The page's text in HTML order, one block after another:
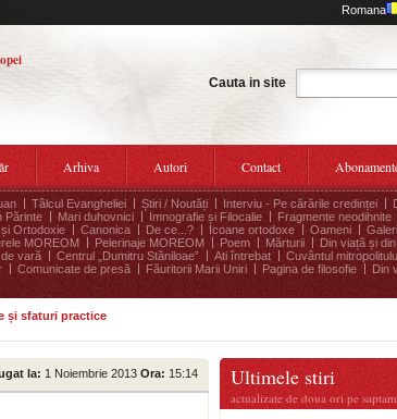
Romana
Cauta in site
Arhiva Autori Contact
Tâlcul Evangheliei Știri / Noutăți Interviu - Pe cărările credinței
Părinte Mari duhovnici Imnografie și Filocalie Fragmente neodihnite
Ortodoxie Canonica De ce...? Icoane ortodoxe Oameni
MOREOM Pelerinaje MOREOM Poem Mărturii Din viață și
vară Centrul „Dumitru Stăniloae” Ati întrebat
Cuvântul
Comunicate de presă Făuritorii Marii Uniri Pagina de filosofie
Din
și sfaturi practice
la: 1 Noiembrie 2013 Ora: 15:14 Ultimele stiri
actualizate de doua ori pe